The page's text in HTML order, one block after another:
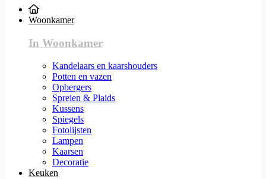
Woonkamer
In Woonkamer
Kandelaars en kaarshouders
Potten en vazen
Opbergers
Spreien & Plaids
Kussens
Spiegels
Fotolijsten
Lampen
Kaarsen
Decoratie
Keuken